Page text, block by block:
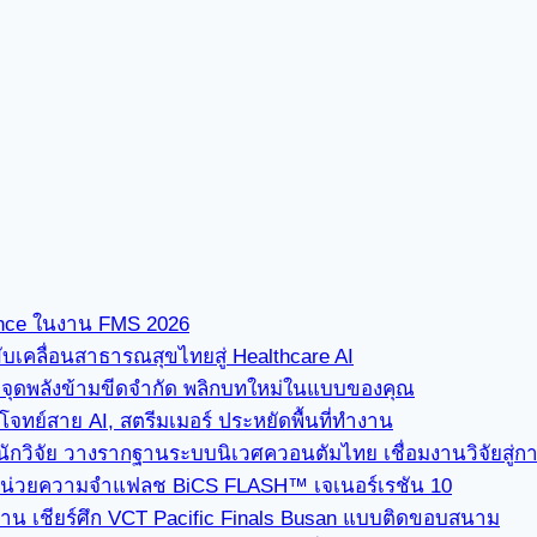
ในงาน FMS 2026
คลื่อนสาธารณสุขไทยสู่ Healthcare AI
จุดพลังข้ามขีดจำกัด พลิกบทใหม่ในแบบของคุณ
จทย์สาย AI, สตรีมเมอร์ ประหยัดพื้นที่ทำงาน
กวิจัย วางรากฐานระบบนิเวศควอนตัมไทย เชื่อมงานวิจัยสู่
วยความจำแฟลช BiCS FLASH™ เจเนอร์เรชัน 10
เชียร์ศึก VCT Pacific Finals Busan แบบติดขอบสนาม